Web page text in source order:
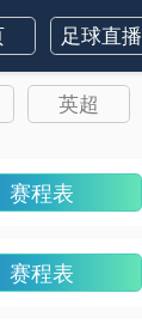
足球直播
英超
赛程表
赛程表